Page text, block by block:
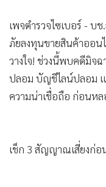
• CbizReview
• Cyber BIZ
• ผู้จัดกวน
• Good health &
MGR Live
เพจตำรวจไซเบอร์ - บ
ภัยลงทุนขายสินค้าออน
วางใจ! ช่วงนี้พบคดีมิจ
ปลอม บัญชีไลน์ปลอม แ
ความน่าเชื่อถือ ก่อนหล
เช็ก 3 สัญญาณเสี่ยงก่อ